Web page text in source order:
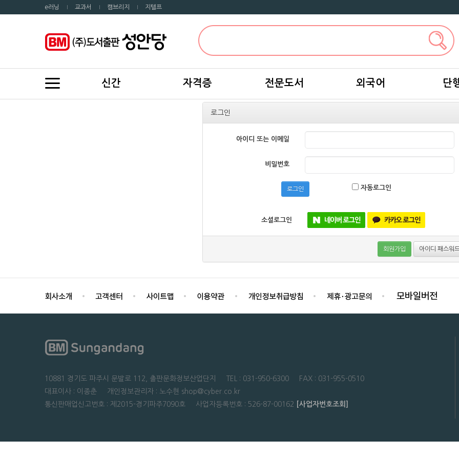
e러닝 교과서 캠브리지 지텔프
신간 자격증 전문도서 외국어 단
로그인
아이디 또는 이메일
비밀번호
로그인 자동로그인
소셜로그인
회원가입 아이디 패스워
10881 경기도 파주시 문발로 112, 출판문화정보산업단지 TEL : 031-950-6300 FAX : 031-955-0510
대표이사 : 이종춘 개인정보관리자 : 노수현 shop@cyber.co.kr
통신판매업신고번호 : 제2015-경기파주7090호 사업자등록번호 : 526-87-00162
[사업자번호조회]